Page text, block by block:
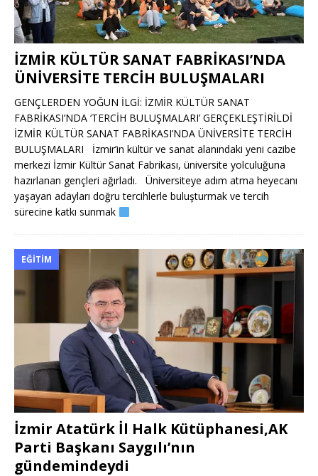
İZMİR KÜLTÜR SANAT FABRİKASI’NDA
ÜNİVERSİTE TERCİH BULUŞMALARI
GENÇLERDEN YOĞUN İLGİ: İZMİR KÜLTÜR SANAT
FABRİKASI’NDA ‘TERCİH BULUŞMALARI’ GERÇEKLEŞTİRİLDİ
İZMİR KÜLTÜR SANAT FABRİKASI’NDA ÜNİVERSİTE TERCİH
BULUŞMALARI İzmir’in kültür ve sanat alanındaki yeni cazibe
merkezi İzmir Kültür Sanat Fabrikası, üniversite yolculuğuna
hazırlanan gençleri ağırladı. Üniversiteye adım atma heyecanı
yaşayan adayları doğru tercihlerle buluşturmak ve tercih
sürecine katkı sunmak
EĞITIM
İzmir Atatürk İl Halk Kütüphanesi,AK
Parti Başkanı Saygılı’nın
gündemindeydi